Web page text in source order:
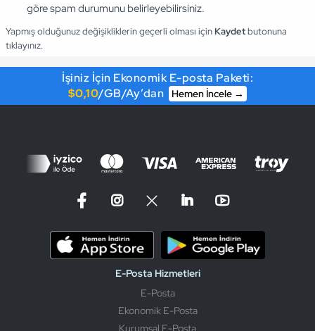
göre spam durumunu belirleyebilirsiniz.
Yapmış olduğunuz değişikliklerin geçerli olması için Kaydetbutonuna
tıklayınız.
İşiniz İçin Ekonomik E-posta Paketi:
$0,10/GB/Ay’dan Hemen İncele →
E-Posta Hizmetleri
E-Posta
Ekonomik E-Posta
Kurumsal E-Posta